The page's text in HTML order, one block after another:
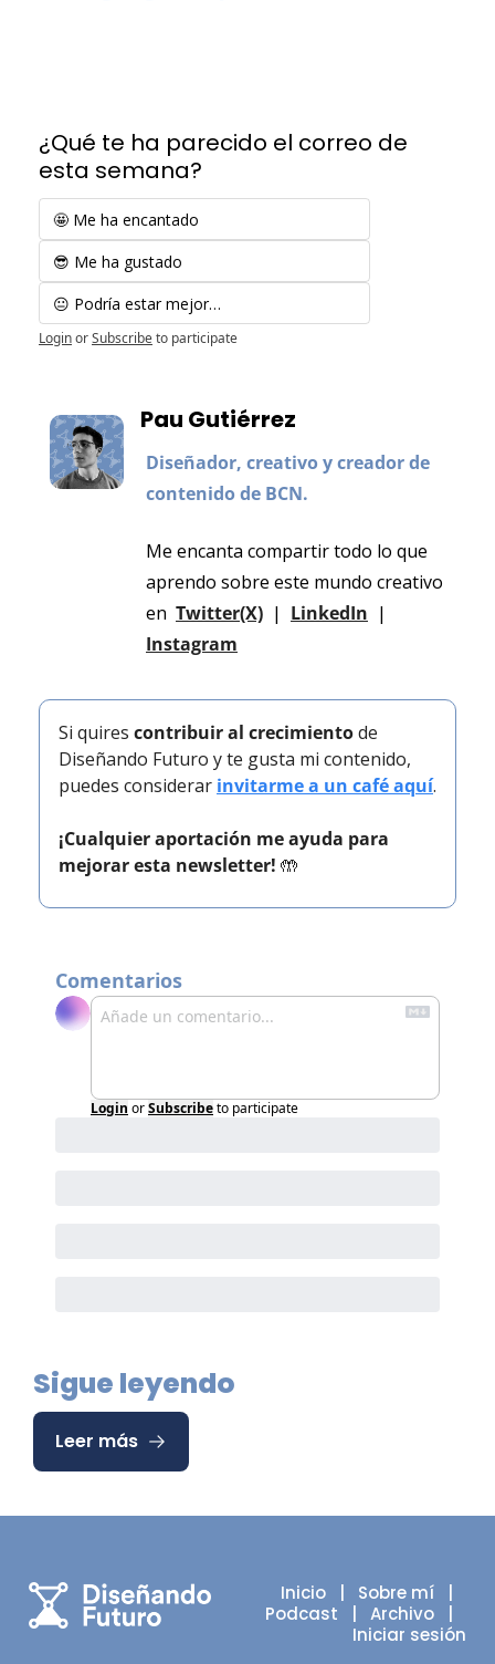
¿Qué te ha parecido el correo de
esta semana?
🤩 Me ha encantado
😎 Me ha gustado
😐 Podría estar mejor…
LoginorSubscribeto participate
Pau Gutiérrez
Diseñador, creativo y creador de
contenido de BCN.
Me encanta compartir todo lo que
aprendo sobre este mundo creativo
en Twitter(X)
  |
LinkedIn
Instagram
Si quires contribuir al crecimiento de
Diseñando Futuro y te gusta mi contenido,
puedes considerar invitarme a un café aquí.
¡Cualquier aportación me ayuda para
mejorar esta newsletter! 🤲
Comentarios
Login orSubscribeto participate
Sigue leyendo
Leer más
Inicio
   |
Sobre mí
   |
Podcast
Archivo
   |
Iniciar sesión